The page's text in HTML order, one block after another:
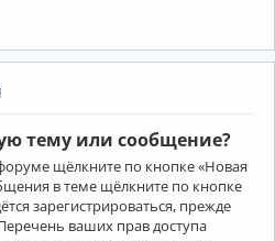
тему или сообщение?
щёлкните по кнопке «Новая
в теме щёлкните по кнопке
зарегистрироваться, прежде
ваших прав доступа